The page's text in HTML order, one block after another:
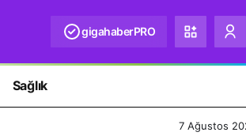
gigahaberPRO
Sağlık
7 Ağustos